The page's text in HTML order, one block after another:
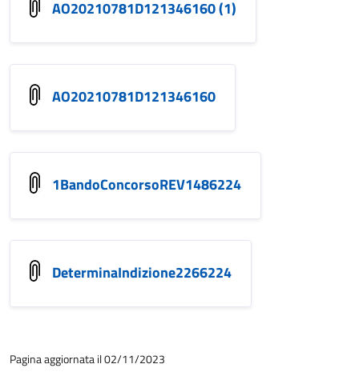
AO20210781D121346160 (1)
AO20210781D121346160
1BandoConcorsoREV1486224
DeterminaIndizione2266224
Pagina aggiornata il 02/11/2023